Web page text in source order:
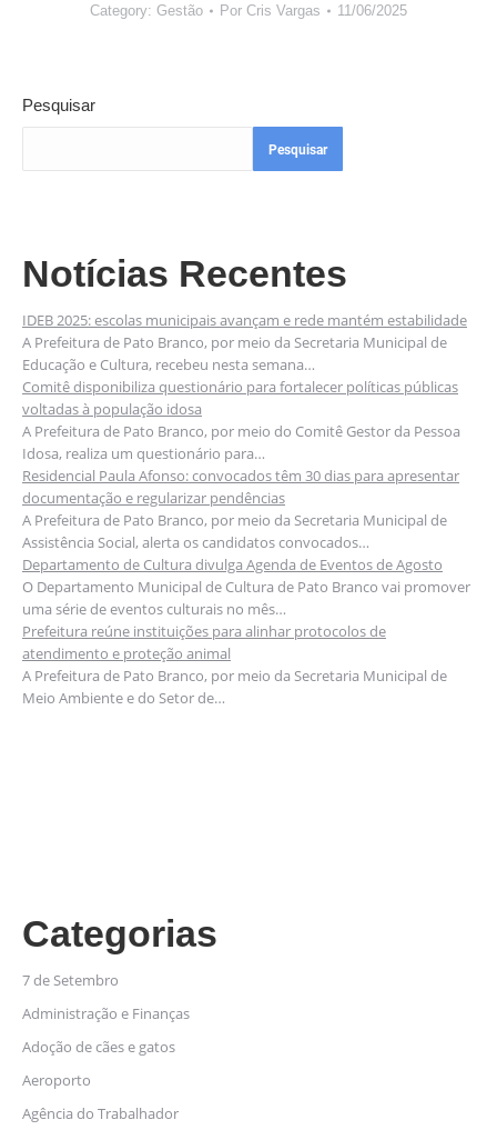
Category: Gestão Por Cris Vargas 11/06/2025
Pesquisar
Pesquisar
Notícias Recentes
IDEB 2025: escolas municipais avançam e rede mantém estabilidade
A Prefeitura de Pato Branco, por meio da Secretaria Municipal de
Educação e Cultura, recebeu nesta semana…
Comitê disponibiliza questionário para fortalecer políticas públicas
voltadas à população idosa
A Prefeitura de Pato Branco, por meio do Comitê Gestor da Pessoa
Idosa, realiza um questionário para…
Residencial Paula Afonso: convocados têm 30 dias para apresentar
documentação e regularizar pendências
A Prefeitura de Pato Branco, por meio da Secretaria Municipal de
Assistência Social, alerta os candidatos convocados…
Departamento de Cultura divulga Agenda de Eventos de Agosto
O Departamento Municipal de Cultura de Pato Branco vai promover
uma série de eventos culturais no mês…
Prefeitura reúne instituições para alinhar protocolos de
atendimento e proteção animal
A Prefeitura de Pato Branco, por meio da Secretaria Municipal de
Meio Ambiente e do Setor de…
Categorias
7 de Setembro
Administração e Finanças
Adoção de cães e gatos
Aeroporto
Agência do Trabalhador